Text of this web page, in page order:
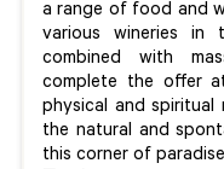
a range of food and
various wineries in
combined with
complete the offer
physical and
the natural and
this corner of